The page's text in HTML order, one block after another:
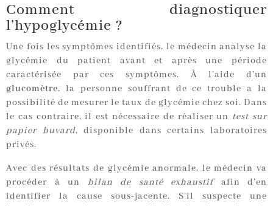
Comment diagnostiquer
l’hypoglycémie ?
Une fois les symptômes identifiés, le médecin analyse la
glycémie du patient avant et après une période
caractérisée par ces symptômes. À l’aide d’un
glucomètre, la personne souffrant de ce trouble a la
possibilité de mesurer le taux de glycémie chez soi. Dans
le cas contraire, il est nécessaire de réaliser un test sur
papier buvard, disponible dans certains laboratoires
privés.
Avec des résultats de glycémie anormale, le médecin va
procéder à un bilan de santé exhaustifafin d’en
identifier la cause sous-jacente. S’il suspecte une